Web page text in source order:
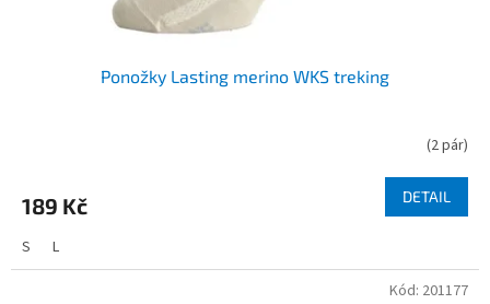
Ponožky Lasting merino WKS treking
(2 pár)
189 Kč DETAIL
S L
Kód: 201177